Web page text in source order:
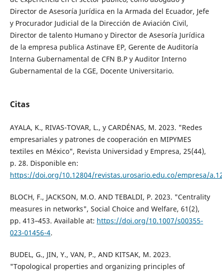
Director de Asesoría Jurídica en la Armada del Ecuador, Jefe
y Procurador Judicial de la Dirección de Aviación Civil,
Director de talento Humano y Director de Asesoría Jurídica
de la empresa publica Astinave EP, Gerente de Auditoría
Interna Gubernamental de CFN B.P y Auditor Interno
Gubernamental de la CGE, Docente Universitario.
Citas
AYALA, K., RIVAS-TOVAR, L., y CARDÉNAS, M. 2023. "Redes
empresariales y patrones de cooperación en MIPYMES
textiles en México", Revista Universidad y Empresa, 25(44),
p. 28. Disponible en:
https://doi.org/10.12804/revistas.urosario.edu.co/empresa/
BLOCH, F., JACKSON, M.O. AND TEBALDI, P. 2023. "Centrality
measures in networks", Social Choice and Welfare, 61(2),
pp. 413–453. Available at: https://doi.org/10.1007/s00355-
023-01456-4.
BUDEL, G., JIN, Y., VAN, P., AND KITSAK, M. 2023.
"Topological properties and organizing principles of